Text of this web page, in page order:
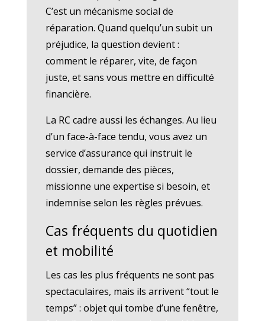
C’est un mécanisme social de
réparation. Quand quelqu’un subit un
préjudice, la question devient :
comment le réparer, vite, de façon
juste, et sans vous mettre en difficulté
financière.
La RC cadre aussi les échanges. Au lieu
d’un face-à-face tendu, vous avez un
service d’assurance qui instruit le
dossier, demande des pièces,
missionne une expertise si besoin, et
indemnise selon les règles prévues.
Cas fréquents du quotidien
et mobilité
Les cas les plus fréquents ne sont pas
spectaculaires, mais ils arrivent “tout le
temps” : objet qui tombe d’une fenêtre,